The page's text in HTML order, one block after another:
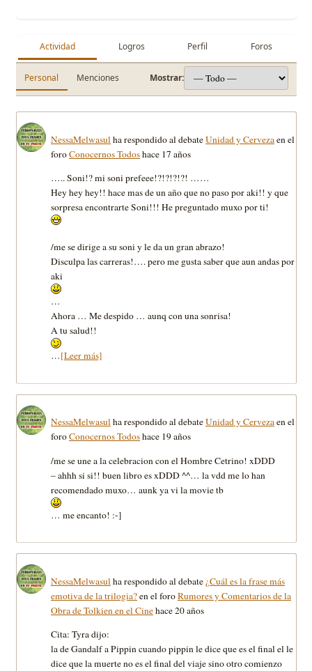
Actividad Logros Perfil Foros
Personal Menciones Mostrar:
NessaMelwasulha respondido al debateUnidad y Cervezaen el
foroConocernos Todoshace 17 años
….. Soni!? mi soni prefeee!?!?!?!?! ……
Hey hey hey!! hace mas de un año que no paso por aki!! y que
sorpresa encontrarte Soni!!! He preguntado muxo por ti!
/me se dirige a su soni y le da un gran abrazo!
Disculpa las carreras!…. pero me gusta saber que aun andas por
aki
…
Ahora … Me despido … aunq con una sonrisa!
A tu salud!!
…[Leer más]
NessaMelwasulha respondido al debateUnidad y Cervezaen el
foroConocernos Todoshace 19 años
/me se une a la celebracion con el Hombre Cetrino! xDDD
– ahhh si si!! buen libro es xDDD ^^… la vdd me lo han
recomendado muxo… aunk ya vi la movie tb
… me encanto! :-]
NessaMelwasulha respondido al debate¿Cuál es la frase más
emotiva de la trilogia?en el foroRumores y Comentarios de la
Obra de Tolkien en el Cinehace 20 años
Cita: Tyra dijo:
la de Gandalf a Pippin cuando pippin le dice que es el final el le
dice que la muerte no es el final del viaje sino otro comienzo